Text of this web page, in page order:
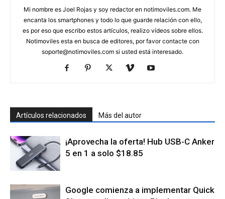
Mi nombre es Joel Rojas y soy redactor en notimoviles.com. Me
encanta los smartphones y todo lo que guarde relación con ello,
es por eso que escribo estos artículos, realizo vídeos sobre ellos.
Notimoviles esta en busca de editores, por favor contacte con
soporte@notimoviles.com si usted está interesado.
Artículos relacionados Más del autor
¡Aprovecha la oferta! Hub USB-C Anker
5 en 1 a solo $18.85
Google comienza a implementar Quick